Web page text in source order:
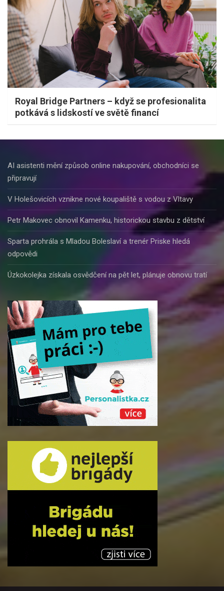
Royal Bridge Partners – když se profesionalita
potkává s lidskostí ve světě financí
AI asistenti mění způsob online nakupování, obchodníci se
připravují
V Holešovicích vznikne nové koupaliště s vodou z Vltavy
Petr Makovec obnovil Kamenku, historickou stavbu z dětství
Sparta prohrála s Mladou Boleslaví a trenér Priske hledá
odpovědi
Úzkokolejka získala osvědčení na pět let, plánuje obnovu tratí